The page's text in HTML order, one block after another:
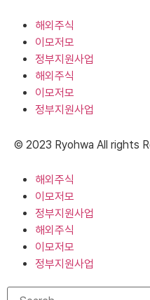
해외주식
이모저모
정부지원사업
해외주식
이모저모
정부지원사업
© 2023 Ryohwa All rights
해외주식
이모저모
정부지원사업
해외주식
이모저모
정부지원사업